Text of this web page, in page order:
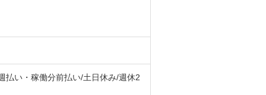
払い・稼働分前払い/土日休み/週休2